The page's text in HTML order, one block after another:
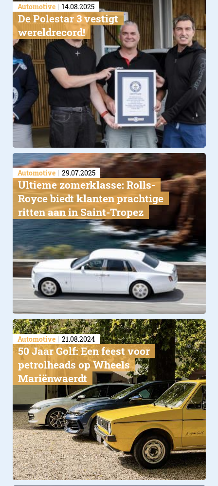
Automotive 14.08.2025
De Polestar 3 vestigt
wereldrecord!
Automotive 29.07.2025
Ultieme zomerklasse: Rolls-
Royce biedt klanten prachtige
ritten aan in Saint-Tropez
Automotive 21.08.2024
50 Jaar Golf: Een feest voor
petrolheads op Wheels
Mariënwaerdt